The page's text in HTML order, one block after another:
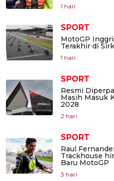
1 hari
SPORT
MotoGP
Terakhir di
1 hari
SPORT
Resmi
Masih Masuk
2028
2 hari
SPORT
Raul
Trackhouse
Baru MotoGP
3 hari